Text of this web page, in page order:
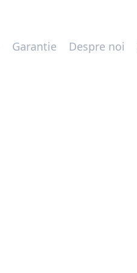
Garantie Despre noi